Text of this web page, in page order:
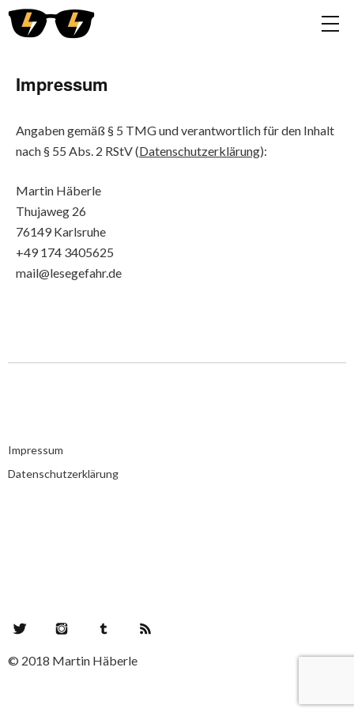
Impressum
Angaben gemäß § 5 TMG und verantwortlich für den Inhalt
nach § 55 Abs. 2 RStV (Datenschutzerklärung):
Martin Häberle
Thujaweg 26
76149 Karlsruhe
+49 174 3405625
mail@lesegefahr.de
Impressum
Datenschutzerklärung
© 2018 Martin Häberle